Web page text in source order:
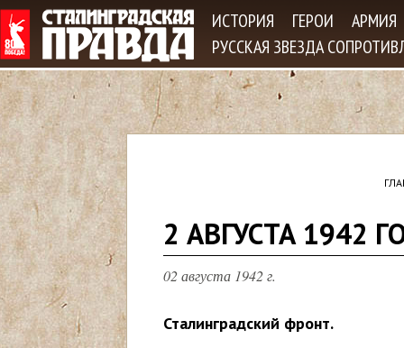
ИСТОРИЯ ГЕРОИ
АРМИЯ
РУССКАЯ ЗВЕЗДА
ы
2 АВГУСТА 1942
02 августа 1942 г.
Сталинградский фронт.